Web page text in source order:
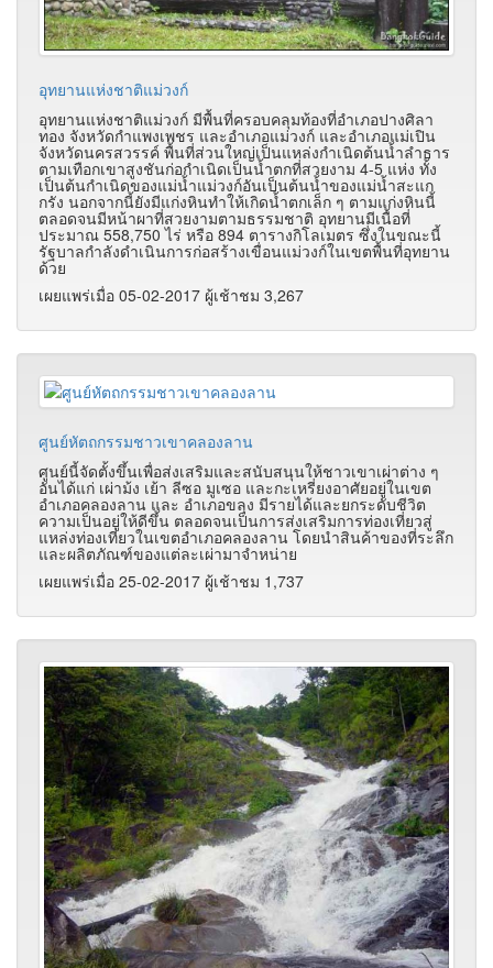
อุทยานแห่งชาติแม่วงก์
อุทยานแห่งชาติแม่วงก์ มีพื้นที่ครอบคลุมท้องที่อำเภอปางศิลา
ทอง จังหวัดกำแพงเพชร และอำเภอแม่วงก์ และอำเภอแม่เปิน
จังหวัดนครสวรรค์ พื้นที่ส่วนใหญ่เป็นแหล่งกำเนิดต้นน้ำลำธาร
ตามเทือกเขาสูงชันก่อกำเนิดเป็นน้ำตกที่สวยงาม 4-5 แห่ง ทั้ง
เป็นต้นกำเนิดของแม่น้ำแม่วงก์อันเป็นต้นน้ำของแม่น้ำสะแก
กรัง นอกจากนี้ยังมีแก่งหินทำให้เกิดน้ำตกเล็ก ๆ ตามแก่งหินนี้
ตลอดจนมีหน้าผาที่สวยงามตามธรรมชาติ อุทยานมีเนื้อที่
ประมาณ 558,750 ไร่ หรือ 894 ตารางกิโลเมตร ซึ่งในขณะนี้
รัฐบาลกำลังดำเนินการก่อสร้างเขื่อนแม่วงก์ในเขตพื้นที่อุทยาน
ด้วย
เผยแพร่เมื่อ 05-02-2017 ผู้เช้าชม 3,267
ศูนย์หัตถกรรมชาวเขาคลองลาน
ศูนย์นี้จัดตั้งขึ้นเพื่อส่งเสริมและสนับสนุนให้ชาวเขาเผ่าต่าง ๆ
อันได้แก่ เผ่าม้ง เย้า ลีซอ มูเซอ และกะเหรี่ยงอาศัยอยู่ในเขต
อำเภอคลองลาน และ อำเภอขลุง มีรายได้และยกระดับชีวิต
ความเป็นอยู่ให้ดีขึ้น ตลอดจนเป็นการส่งเสริมการท่องเที่ยวสู่
แหล่งท่องเที่ยวในเขตอำเภอคลองลาน โดยนำสินค้าของที่ระลึก
และผลิตภัณฑ์ของแต่ละเผ่ามาจำหน่าย
เผยแพร่เมื่อ 25-02-2017 ผู้เช้าชม 1,737